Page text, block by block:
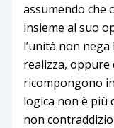
assumendo che
insieme al suo
l’unità non
realizza, oppure
ricompongono
logica non è più
non